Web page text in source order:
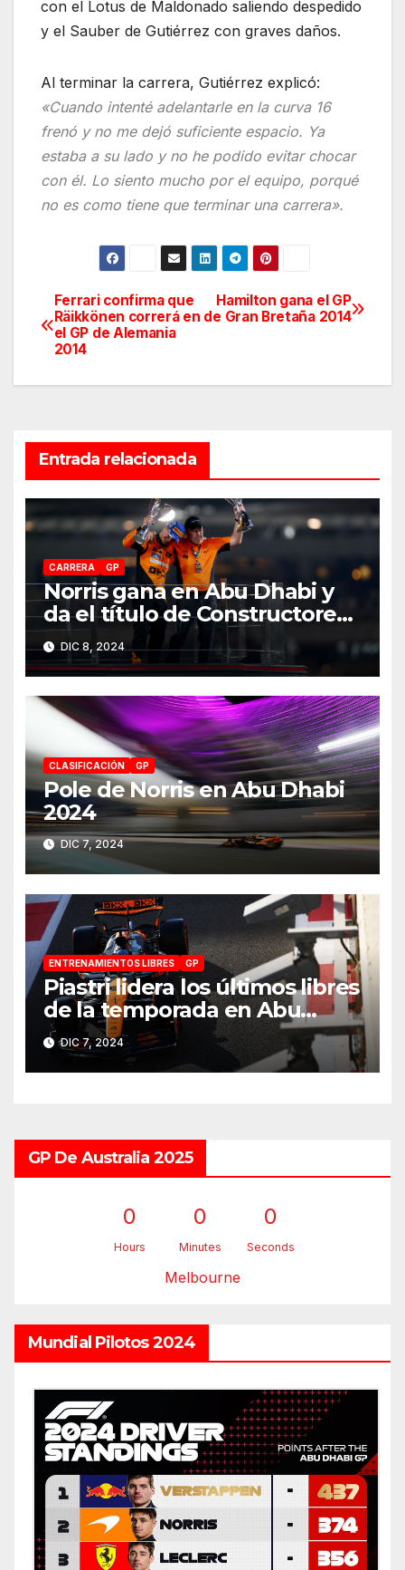
con el Lotus de Maldonado saliendo despedido
y el Sauber de Gutiérrez con graves daños.
Al terminar la carrera, Gutiérrez explicó:
«Cuando intenté adelantarle en la curva 16
frenó y no me dejó suficiente espacio. Ya
estaba a su lado y no he podido evitar chocar
con él. Lo siento mucho por el equipo, porqué
no es como tiene que terminar una carrera».
Navegación
de
entradas
Hamilton gana el GP
de Gran Bretaña 2014
Ferrari confirma que
Räikkönen correrá en
el GP de Alemania
2014
Entrada relacionada
CARRERA GP
Norris gana en Abu Dhabi y
da el título de Constructores
2024 a McLaren
DIC 8, 2024
CLASIFICACIÓN GP
Pole de Norris en Abu Dhabi
2024
DIC 7, 2024
ENTRENAMIENTOS LIBRES GP
Piastri lidera los últimos libres
de la temporada en Abu
Dhabi 2024
DIC 7, 2024
GP De Australia 2025
0
Hours
0
Minutes
0
Seconds
Melbourne
Mundial Pilotos 2024